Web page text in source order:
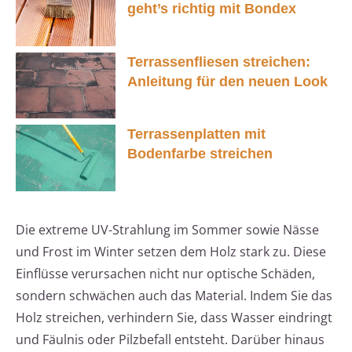
geht’s richtig mit Bondex
Terrassenfliesen streichen:
Anleitung für den neuen Look
Terrassenplatten mit
Bodenfarbe streichen
Die extreme UV-Strahlung im Sommer sowie Nässe
und Frost im Winter setzen dem Holz stark zu. Diese
Einflüsse verursachen nicht nur optische Schäden,
sondern schwächen auch das Material. Indem Sie das
Holz streichen, verhindern Sie, dass Wasser eindringt
und Fäulnis oder Pilzbefall entsteht. Darüber hinaus